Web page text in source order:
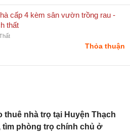
cấp 4 kèm sân vườn trồng rau -
thất
Thỏa thuận
thuê nhà trọ tại Huyện Thạch
tìm phòng trọ chính chủ ở